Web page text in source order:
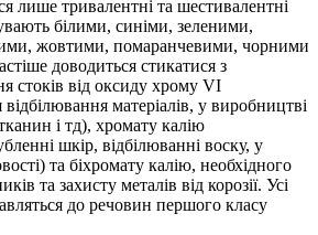
лише тривалентні та шестивалентні
білими, синіми, зеленими,
жовтими, помаранчевими, чорними
доводиться стикатися з
стоків від оксиду хрому VI
матеріалів, у виробництві
і тд), хромату калію
шкір, відбілюванні воску, у
та біхромату калію, необхідного
та захисту металів від корозії. Усі
до речовин першого класу